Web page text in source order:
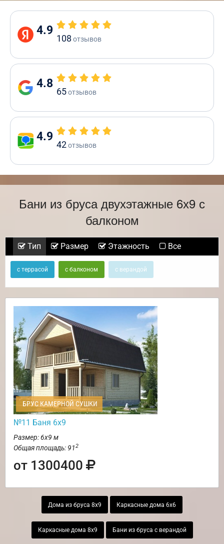
4.9
108 отзывов
4.8
65отзывов
4.9
42отзывов
Бани из бруса двухэтажные 6х9 с
балконом
Тип Размер Этажность Все
с террасой с балконом с верандой
БРУС КАМЕРНОЙ СУШКИ
№11 Баня 6х9
Размер: 6х9 м
Общая площадь: 912
от 1300400
Дома из бруса 8х9 Каркасные дома 6х6
Каркасные дома 8х9 Бани из бруса с верандой